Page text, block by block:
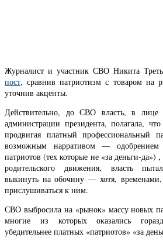
Журналист и участник СВО Никита
пост, сравнив патриотизм с товаром на
уточнив акценты.
Действительно, до СВО власть, в лице
администрации президента, полагала,
продвигая платный профессиональный
возможным нарративом — одобрением
патриотов (тех которые не «за деньги-
родительского движения, власть
выкинуть на обочину — хотя, временами,
прислушиваться к ним.
СВО выбросила на «рынок» массу новых
многие из которых оказались
убедительнее платных «патриотов» «за